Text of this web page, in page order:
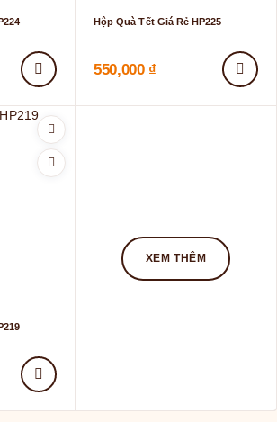
Hộp Quà Tết Giá Rẻ HP225
550,000 ₫
XEM THÊM